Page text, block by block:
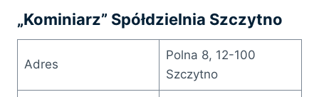
„Kominiarz” Spółdzielnia Szczytno
Adres
Polna 8, 12-100
Szczytno